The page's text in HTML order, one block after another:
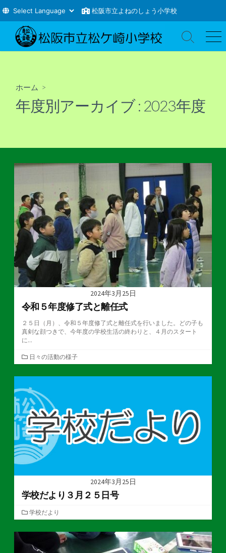
テ
松阪市立よねのしょう小学校
検
索
メ
ニ
ホーム >
年度別アーカイブ : 2023年度
2024年3月25日
令和５年度修了式と離任式
２５日（月）、令和５年度修了式と離任式を行いました。どの子も
真剣な顔つきで、今年度の学校生活の終わりと、４月のスタート
に...
カ
テ
ゴ
リ
ー
日々の活動の様子
2024年3月25日
学校だより３月２５日号
カ
テ
ゴ
学校だより